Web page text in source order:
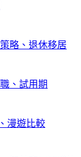
略、退休移居
、試用期
漫遊比較